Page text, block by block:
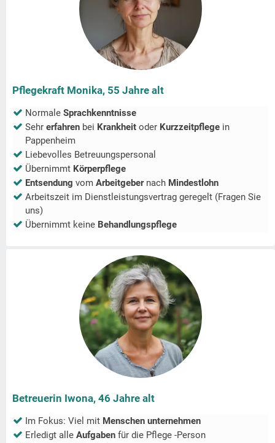
Pflegekraft Monika, 55 Jahre alt
Normale Sprachkenntnisse
Sehr erfahren bei Krankheit oder Kurzzeitpflege in
Pappenheim
Liebevolles Betreuungspersonal
Übernimmt Körperpflege
Entsendung vom Arbeitgeber nach Mindestlohn
Arbeitszeit im Dienstleistungsvertrag geregelt (Fragen Sie
uns)
Übernimmt keine Behandlungspflege
Betreuerin Iwona, 46 Jahre alt
Im Fokus: Viel mit Menschen unternehmen
Erledigt alle Aufgaben für die Pflege -Person